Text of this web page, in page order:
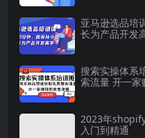
亚马逊选品培
长为产品开发
搜索实操体系
索流量 开一家
2023年
入门到精通